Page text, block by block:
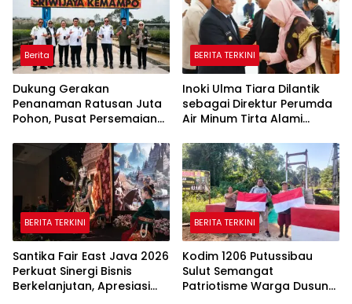
Berita
Dukung Gerakan
Penanaman Ratusan Juta
Pohon, Pusat Persemaian
Perkuat Jaringan
Persemaian Nasional*
BERITA TERKINI
Inoki Ulma Tiara Dilantik
sebagai Direktur Perumda
Air Minum Tirta Alami
2026–2031
BERITA TERKINI
Santika Fair East Java 2026
Perkuat Sinergi Bisnis
Berkelanjutan, Apresiasi
BERITA TERKINI
Kodim 1206 Putussibau
Sulut Semangat
Patriotisme Warga Dusun